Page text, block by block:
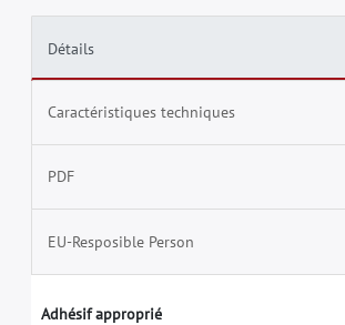
Détails
Caractéristiques techniques
PDF
EU-Resposible Person
Adhésif approprié